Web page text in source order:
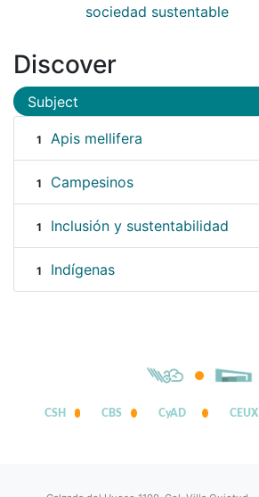
sociedad sustentable
Discover
Subject
1 Apis mellifera
1 Campesinos
1 Inclusión y sustentabilidad
1 Indígenas
CSH CBS CyAD CEUX